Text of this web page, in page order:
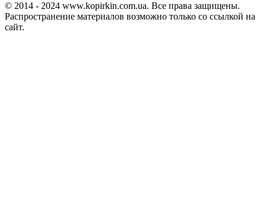
© 2014 - 2024 www.kopirkin.com.ua. Все права защищены.
Распространение материалов возможно только со ссылкой на
сайт.